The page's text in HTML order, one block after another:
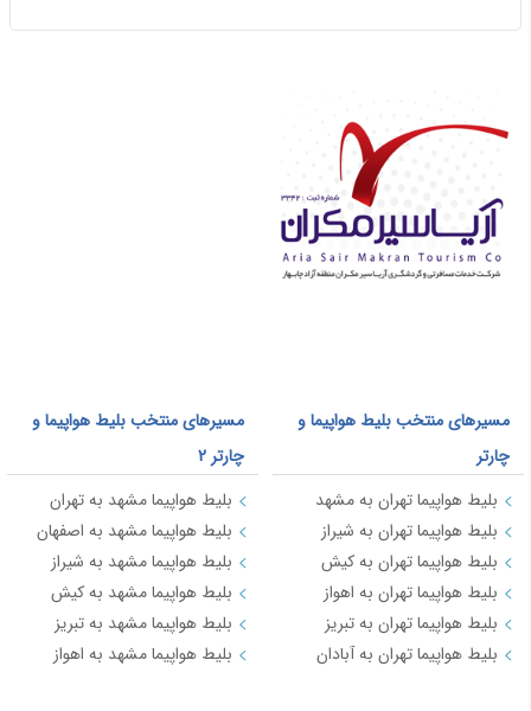
مسیرهای منتخب بلیط هواپیما و
چارتر
بلیط هواپیما تهران به مشهد
بلیط هواپیما تهران به شیراز
بلیط هواپیما تهران به کیش
بلیط هواپیما تهران به اهواز
بلیط هواپیما تهران به تبریز
بلیط هواپیما تهران به آبادان
مسیرهای منتخب بلیط هواپیما و
چارتر 2
بلیط هواپیما مشهد به تهران
بلیط هواپیما مشهد به اصفهان
بلیط هواپیما مشهد به شیراز
بلیط هواپیما مشهد به کیش
بلیط هواپیما مشهد به تبریز
بلیط هواپیما مشهد به اهواز